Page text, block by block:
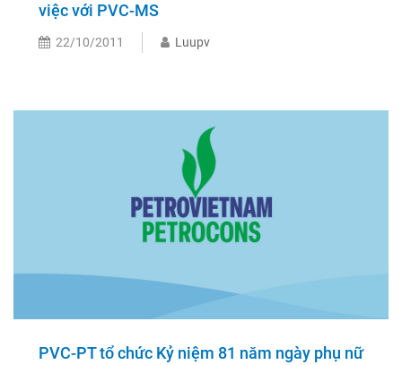
việc với PVC-MS
22/10/2011 Luupv
PVC-PT tổ chức Kỷ niệm 81 năm ngày phụ nữ